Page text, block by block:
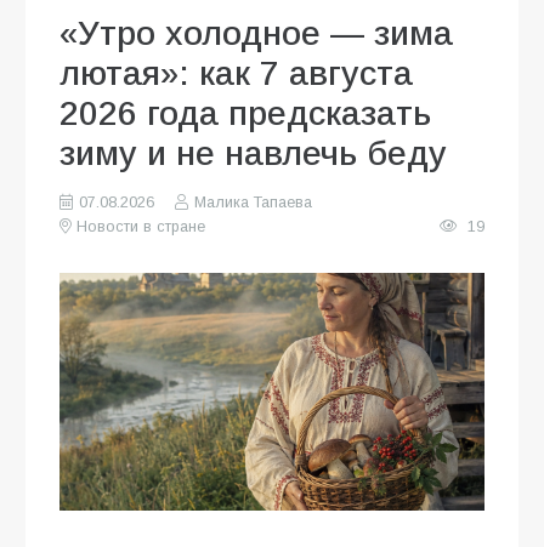
«Утро холодное — зима
лютая»: как 7 августа
2026 года предсказать
зиму и не навлечь беду
07.08.2026
Малика Тапаева
Новости в стране
19